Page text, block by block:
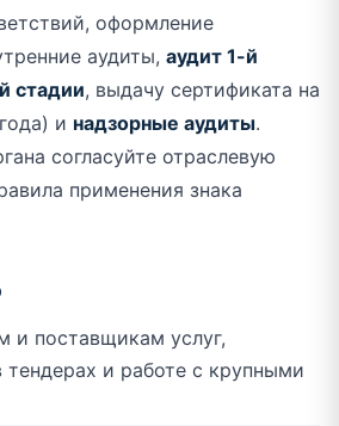
оформление
аудиты, аудит 1-й
стадии, выдачу сертификата на
и надзорные аудиты.
согласуйте отраслевую
применения знака
и поставщикам услуг,
и работе с крупными